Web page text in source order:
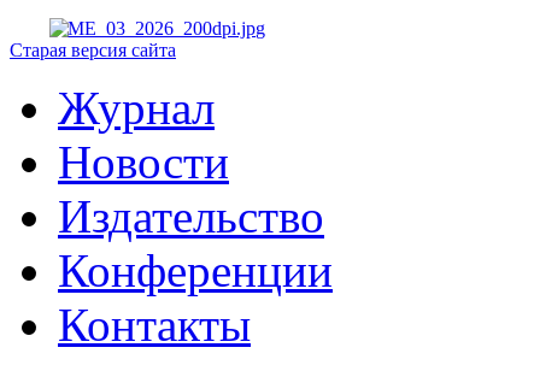
Старая версия сайта
Журнал
Новости
Издательство
Конференции
Контакты